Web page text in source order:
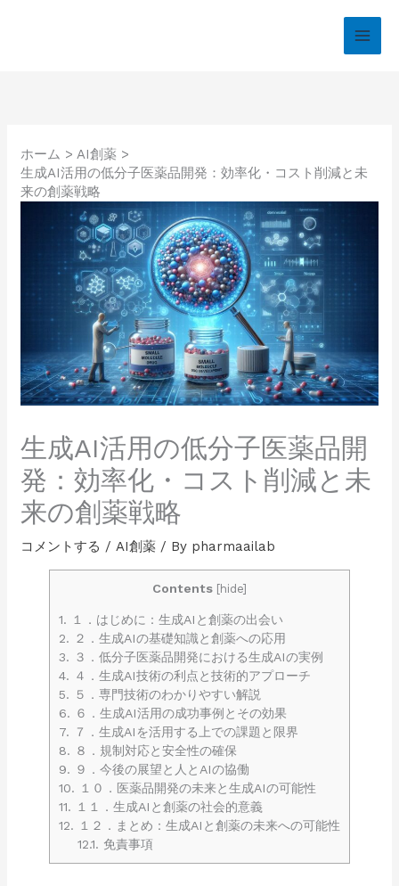
ホーム
AI創薬
生成AI活用の低分子医薬品開発：効率化・コスト削減と未
来の創薬戦略
生成AI活用の低分子医薬品開
発：効率化・コスト削減と未
来の創薬戦略
コメントする /AI創薬 / By pharmaailab
Contents [hide]
1. １．はじめに：生成AIと創薬の出会い
2. ２．生成AIの基礎知識と創薬への応用
3. ３．低分子医薬品開発における生成AIの実例
4. ４．生成AI技術の利点と技術的アプローチ
5. ５．専門技術のわかりやすい解説
6. ６．生成AI活用の成功事例とその効果
7. ７．生成AIを活用する上での課題と限界
8. ８．規制対応と安全性の確保
9. ９．今後の展望と人とAIの協働
10. １０．医薬品開発の未来と生成AIの可能性
11. １１．生成AIと創薬の社会的意義
12. １２．まとめ：生成AIと創薬の未来への可能性
12.1. 免責事項